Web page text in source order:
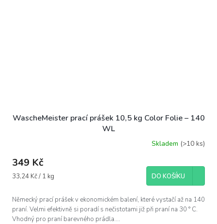
WascheMeister prací prášek 10,5 kg Color Folie – 140
WL
Skladem (>10 ks)
349 Kč
Měrná
33,24 Kč / 1 kg DO KOŠÍKU
Německý prací prášek v ekonomickém balení, které vystačí až na 140
praní. Velmi efektivně si poradí s nečistotami již při praní na 30 ° C.
Vhodný pro praní barevného prádla....